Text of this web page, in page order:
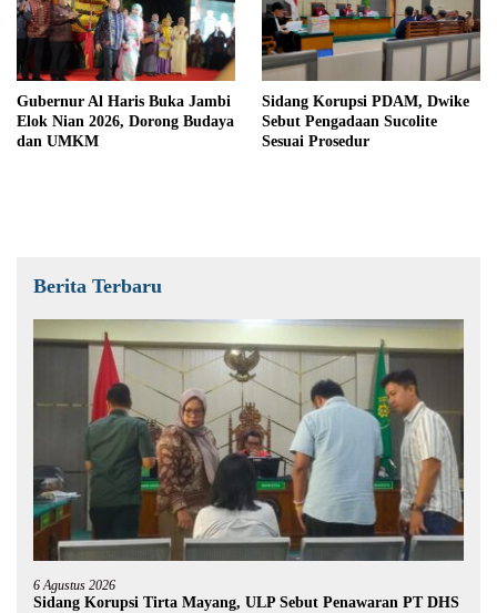
Gubernur Al Haris Buka Jambi
Elok Nian 2026, Dorong Budaya
dan UMKM
Sidang Korupsi PDAM, Dwike
Sebut Pengadaan Sucolite
Sesuai Prosedur
Berita Terbaru
6 Agustus 2026
Sidang Korupsi Tirta Mayang, ULP Sebut Penawaran PT DHS